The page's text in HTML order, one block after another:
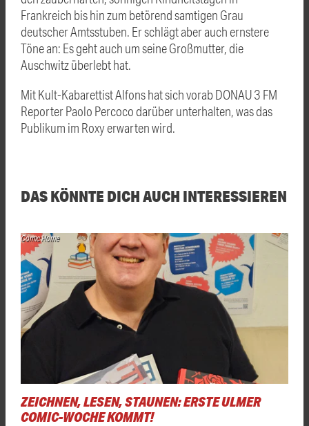
Frankreich bis hin zum betörend samtigen Grau
deutscher Amtsstuben. Er schlägt aber auch ernstere
Töne an: Es geht auch um seine Großmutter, die
Auschwitz überlebt hat.
Mit Kult-Kabarettist Alfons hat sich vorab DONAU 3 FM
Reporter Paolo Percoco darüber unterhalten, was das
Publikum im Roxy erwarten wird.
DAS KÖNNTE DICH AUCH INTERESSIEREN
Comic Home
ZEICHNEN, LESEN, STAUNEN: ERSTE ULMER
COMIC-WOCHE KOMMT!